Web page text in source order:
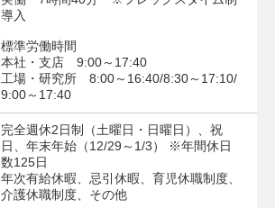
導入
標準労働時間
本社・支店 9:00～17:40
工場・研究所 8:00～16:40/8:30～17:10/
9:00～17:40
完全週休2日制（土曜日・日曜日）、祝
日、年末年始（12/29～1/3） ※年間休日
数125日
年次有給休暇、忌引休暇、育児休職制度、
介護休職制度、その他